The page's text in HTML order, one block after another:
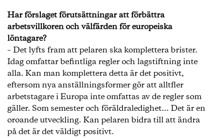
Har förslaget förutsättningar att förbättra
arbetsvillkoren och välfärden för europeiska
löntagare?
– Det lyfts fram att pelaren ska komplettera brister.
Idag omfattar befintliga regler och lagstiftning inte
alla. Kan man komplettera detta är det positivt,
eftersom nya anställningsformer gör att alltfler
arbetstagare i Europa inte omfattas av de regler som
gäller. Som semester och föräldraledighet… Det är en
oroande utveckling. Kan pelaren bidra till att ändra
på det är det väldigt positivt.